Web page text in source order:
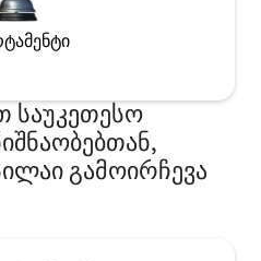
საუკეთესო
გამოირჩევა